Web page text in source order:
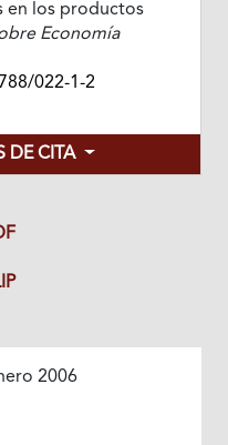
en los productos
Economía
022-1-2
DE CITA
2006